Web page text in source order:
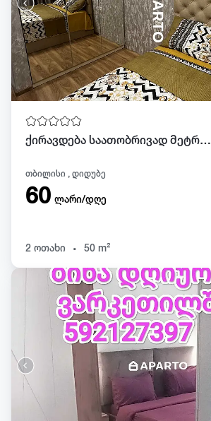
ქირავდება საათობრივად მეტრო დიდუბესთან
თბილისი , დიდუბე
60 ლარი/დღე
2 ოთახი . 50 m²